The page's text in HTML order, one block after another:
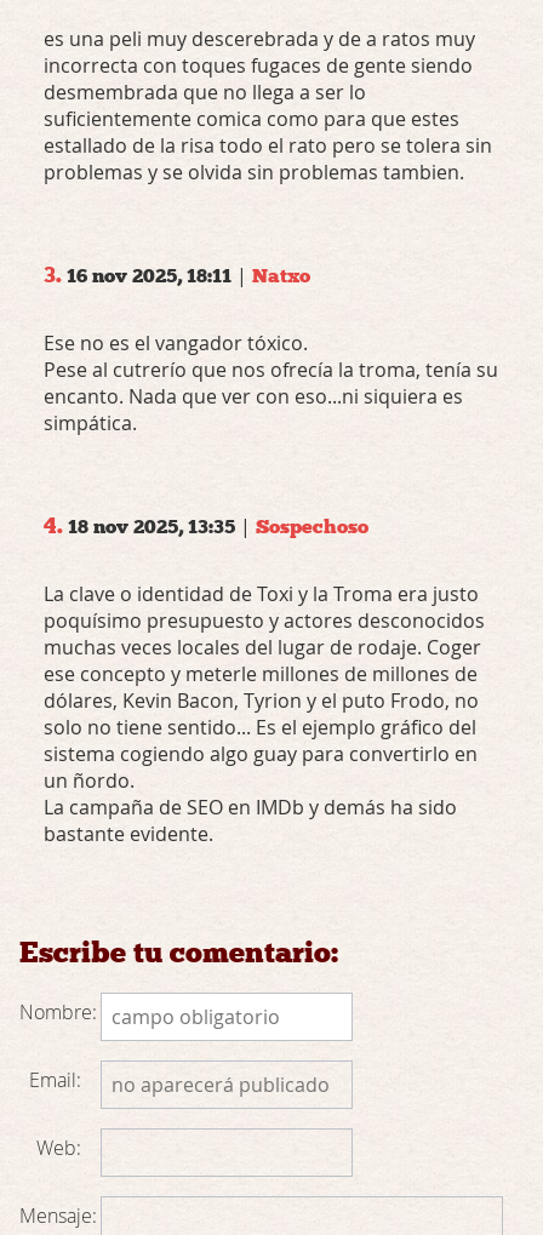
es una peli muy descerebrada y de a ratos muy
incorrecta con toques fugaces de gente siendo
desmembrada que no llega a ser lo
suficientemente comica como para que estes
estallado de la risa todo el rato pero se tolera sin
problemas y se olvida sin problemas tambien.
3. 16 nov 2025, 18:11 | Natxo
Ese no es el vangador tóxico.
Pese al cutrerío que nos ofrecía la troma, tenía su
encanto. Nada que ver con eso...ni siquiera es
simpática.
4. 18 nov 2025, 13:35 | Sospechoso
La clave o identidad de Toxi y la Troma era justo
poquísimo presupuesto y actores desconocidos
muchas veces locales del lugar de rodaje. Coger
ese concepto y meterle millones de millones de
dólares, Kevin Bacon, Tyrion y el puto Frodo, no
solo no tiene sentido... Es el ejemplo gráfico del
sistema cogiendo algo guay para convertirlo en
un ñordo.
La campaña de SEO en IMDb y demás ha sido
bastante evidente.
Escribe tu comentario:
Nombre:
Email:
Web:
Mensaje: